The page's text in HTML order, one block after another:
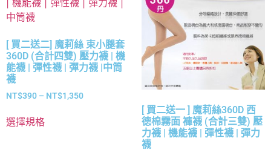
[ 買二送二] 魔莉絲 束小腿套
360D (合計四雙) 壓力襪 | 機
能襪 | 彈性襪 | 彈力襪 |中筒
襪
NT$390 – NT$1,350
選擇規格
[ 買二送一 ] 魔莉絲360D 西
德棉霧面 褲襪 (合計三雙) 壓
力襪 | 機能襪 | 彈性襪 | 彈力
襪